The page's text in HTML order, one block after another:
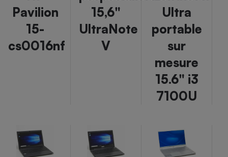
Pavilion
15-
cs0016nf
15,6"
UltraNote
V
Ultra
portable
sur
mesure
15.6" i3
7100U